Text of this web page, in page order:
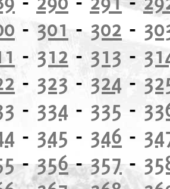
- 301 - 302 -
- 312 - 313 -
- 323 - 324 -
- 334 - 335 -
- 345 - 346 -
-356-357-